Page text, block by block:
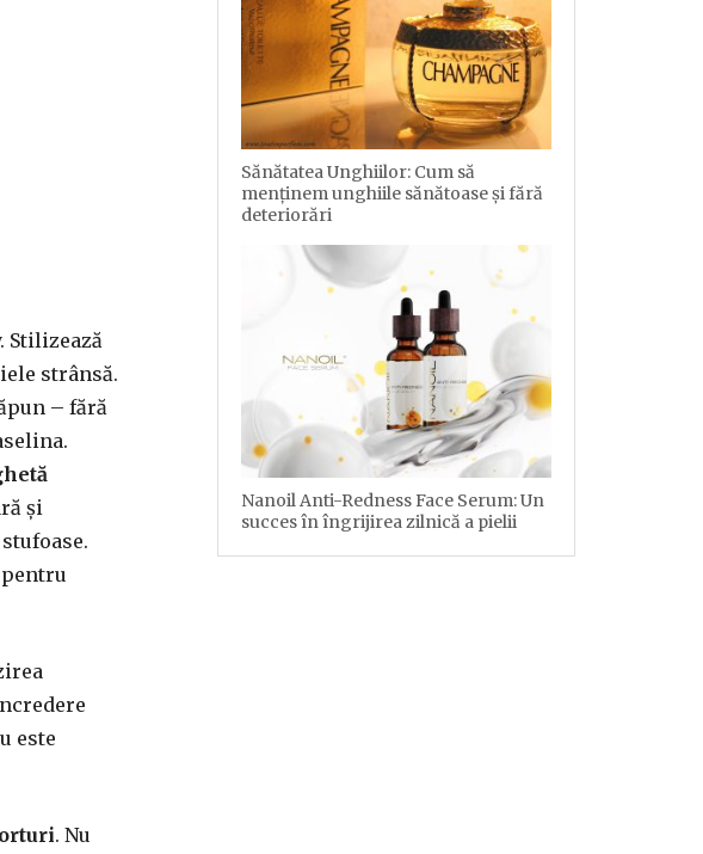
Stilizează
strânsă.
– fără
și
este
. Nu
Sănătatea Unghiilor: Cum să
menținem unghiile sănătoase și fără
deteriorări
Nanoil Anti-Redness Face Serum: Un
succes în îngrijirea zilnică a pielii